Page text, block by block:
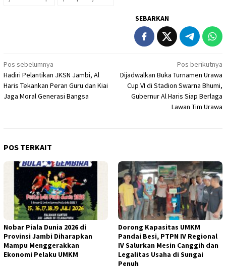
SEBARKAN
Navigasi
pos
Pos sebelumnya
Hadiri Pelantikan JKSN Jambi, Al
Haris Tekankan Peran Guru dan Kiai
Jaga Moral Generasi Bangsa
Pos berikutnya
Dijadwalkan Buka Turnamen Urawa
Cup VI di Stadion Swarna Bhumi,
Gubernur Al Haris Siap Berlaga
Lawan Tim Urawa
POS TERKAIT
Nobar Piala Dunia 2026 di
Provinsi Jambi Diharapkan
Mampu Menggerakkan
Ekonomi Pelaku UMKM
Dorong Kapasitas UMKM
Pandai Besi, PTPN IV Regional
IV Salurkan Mesin Canggih dan
Legalitas Usaha di Sungai
Penuh